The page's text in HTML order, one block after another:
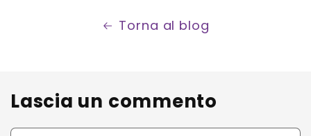
Torna al blog
Lascia un commento